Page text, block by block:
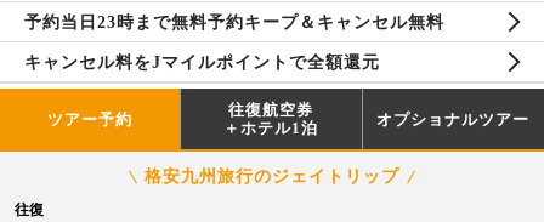
予約当日23時まで無料予約キープ＆キャンセル無料
キャンセル料をJマイルポイントで全額還元
ツアー予約
往復航空券
＋ホテル1泊
オプショナルツアー
格安九州旅行のジェイトリップ
往復